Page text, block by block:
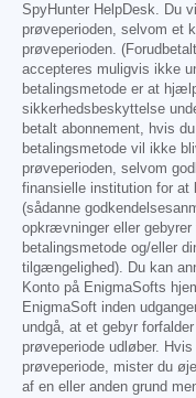
SpyHunter HelpDesk. Du
prøveperioden, selvom et
prøveperioden.
accepteres muligvis ikke
betalingsmetode er at
sikkerhedsbeskyttelse
betalt abonnement, hvis
betalingsmetode vil ikke
prøveperioden, selvom
finansielle institution for
(sådanne
opkrævninger eller
betalingsmetode og/eller
tilgængelighed). Du kan
Konto på EnigmaSofts
EnigmaSoft inden
undgå, at et gebyr
prøveperiode udløber.
prøveperiode, mister du
af en eller anden grund